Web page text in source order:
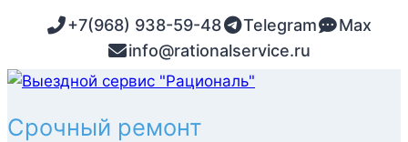
Перейти
содержимому
+7(968) 938-59-48 Telegram
Max
info@rationalservice.ru
Срочный ремонт